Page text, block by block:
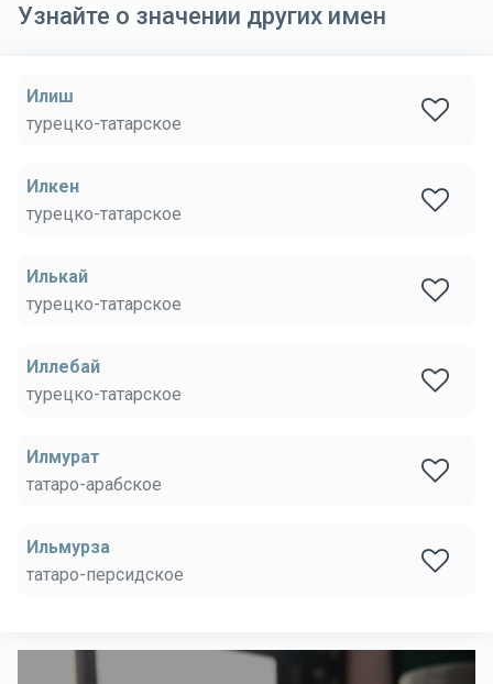
Узнайте о значении других имен
Илиш
турецко-татарское
Илкен
турецко-татарское
Илькай
турецко-татарское
Иллебай
турецко-татарское
Илмурат
татаро-арабское
Ильмурза
татаро-персидское